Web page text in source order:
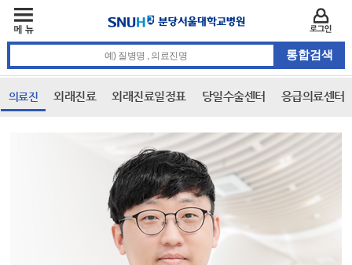
의료진 외래진료 외래진료일정표 당일수술센터 응급의료센터